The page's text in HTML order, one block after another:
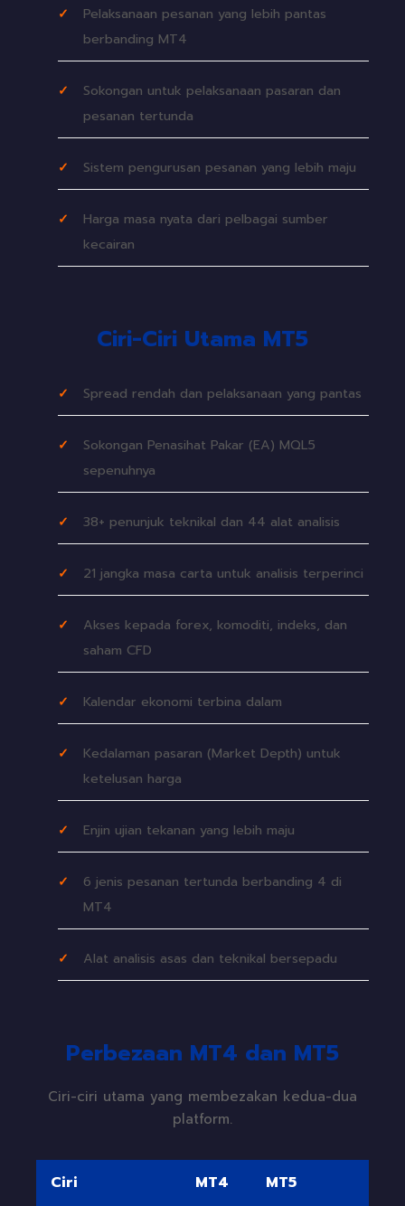
Pelaksanaan pesanan yang lebih pantas
berbanding MT4
Sokongan untuk pelaksanaan pasaran dan
pesanan tertunda
Sistem pengurusan pesanan yang lebih maju
Harga masa nyata dari pelbagai sumber
kecairan
Ciri-Ciri Utama MT5
Spread rendah dan pelaksanaan yang pantas
Sokongan Penasihat Pakar (EA) MQL5
sepenuhnya
38+ penunjuk teknikal dan 44 alat analisis
21 jangka masa carta untuk analisis terperinci
Akses kepada forex, komoditi, indeks, dan
saham CFD
Kalendar ekonomi terbina dalam
Kedalaman pasaran (Market Depth) untuk
ketelusan harga
Enjin ujian tekanan yang lebih maju
6 jenis pesanan tertunda berbanding 4 di
MT4
Alat analisis asas dan teknikal bersepadu
Perbezaan MT4 dan MT5
Ciri-ciri utama yang membezakan kedua-dua
platform.
Ciri MT4 MT5